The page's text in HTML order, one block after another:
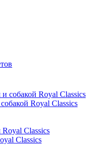
Royal Classics
Classics